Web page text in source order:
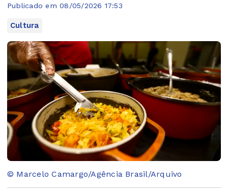
Publicado em 08/05/2026 17:53
Cultura
© Marcelo Camargo/Agência Brasil/Arquivo